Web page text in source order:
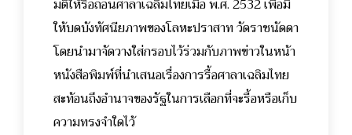
มติให้รื้อถอนศาลาเฉลิมไทยเมื่อ พ.ศ. 2532 เพื่อมิ
ให้บดบังทัศนียภาพของโลหะปราสาท วัดราชนัดดา
โดยนำมาจัดวางใส่กรอบไว้ร่วมกับภาพข่าวในหน้า
หนังสือพิมพ์ที่นำเสนอเรื่องการรื้อศาลาเฉลิมไทย
สะท้อนถึงอำนาจของรัฐในการเลือกที่จะรื้อหรือเก็บ
ความทรงจำใดไว้